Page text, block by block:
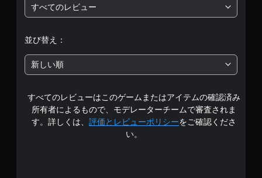
は
段
階
中
の
すべてのレビュー
並び替え：
新しい順
すべてのレビューはこのゲームまたはアイテムの確認済み
所有者によるもので、モデレーターチームで審査されま
す。詳しくは、 評価とレビューポリシーをご確認くださ
い。